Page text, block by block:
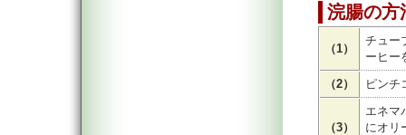
浣腸の方
（1）
チュー
ーヒー
（2）
ピンチ
（3）
エネマ
にオリ